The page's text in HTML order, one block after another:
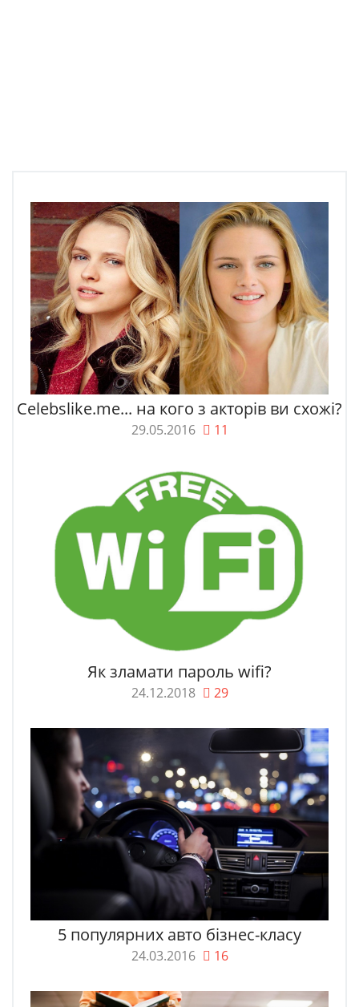
Celebslike.me... на кого з акторів ви схожі?
29.05.2016 11
Як зламати пароль wifi?
24.12.2018 29
5 популярних авто бізнес-класу
24.03.2016 16